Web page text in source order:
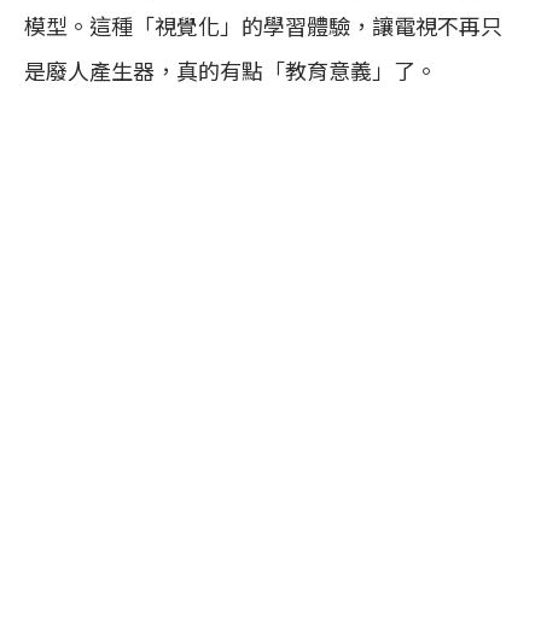
模型。這種「視覺化」的學習體驗，讓電視不再只
是廢人產生器，真的有點「教育意義」了。